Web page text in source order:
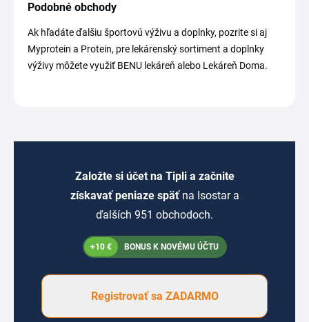
Podobné obchody
Ak hľadáte ďalšiu športovú výživu a doplnky, pozrite si aj
Myprotein a Protein, pre lekárenský sortiment a doplnky
výživy môžete využiť BENU lekáreň alebo Lekáreň Doma.
Založte si účet na Tipli a začnite
získavať peniaze späť na Isostar a
ďalších 951 obchodoch.
+10 € BONUS K NOVÉMU ÚČTU
Registrovať sa ZADARMO